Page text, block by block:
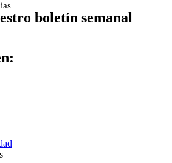
boletín semanal